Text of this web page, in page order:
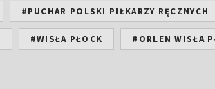
#PUCHAR POLSKI PIŁKARZY RĘCZNYCH
#WISŁA PŁOCK #ORLEN WISŁA